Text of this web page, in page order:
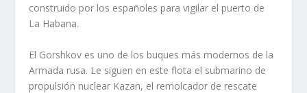
construido por los españoles para vigilar el puerto de
La Habana.
El Gorshkov es uno de los buques más modernos de la
Armada rusa. Le siguen en este flota el submarino de
propulsión nuclear Kazan, el remolcador de rescate